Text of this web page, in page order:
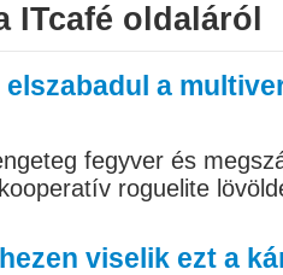
ITcafé oldaláról
a
fegyver és
roguelite
viselik ezt a